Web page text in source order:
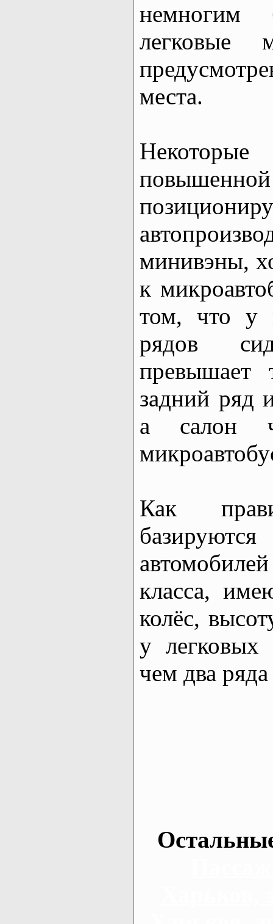
немногим
легковые
места.
Некоторые
минивэны,
к
том, что у
рядов
превышает
задний ряд
а салон
Как
класса,
колёс,
у легковых
чем два